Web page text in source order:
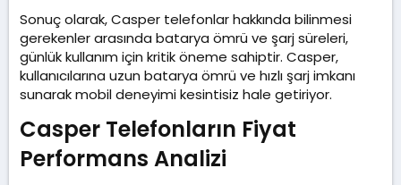
Sonuç olarak, Casper telefonlar hakkında bilinmesi
gerekenler arasında batarya ömrü ve şarj süreleri,
günlük kullanım için kritik öneme sahiptir. Casper,
kullanıcılarına uzun batarya ömrü ve hızlı şarj imkanı
sunarak mobil deneyimi kesintisiz hale getiriyor.
Casper Telefonların Fiyat
Performans Analizi​